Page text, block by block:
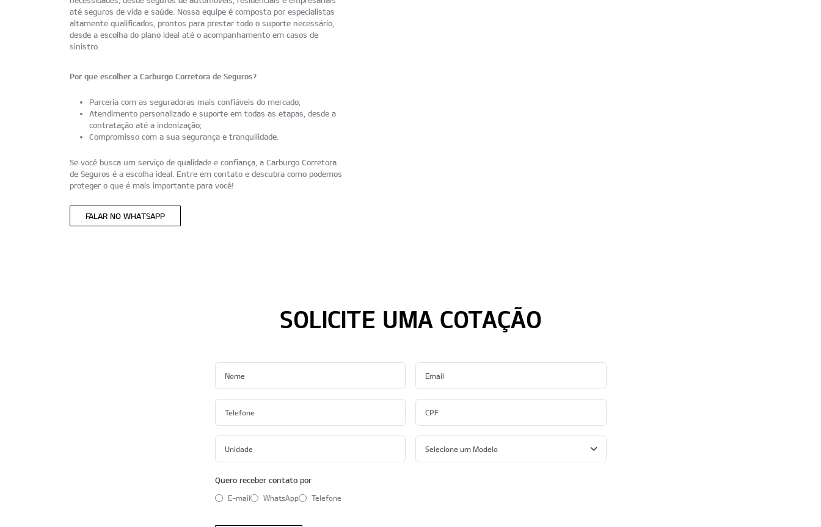
até seguros de vida e saúde. Nossa equipe é composta por especialistas
altamente qualificados, prontos para prestar todo o suporte necessário,
desde a escolha do plano ideal até o acompanhamento em casos de
sinistro.
Por que escolher a Carburgo Corretora de Seguros?
Parceria com as seguradoras mais confiáveis do mercado;
Atendimento personalizado e suporte em todas as etapas, desde a
contratação até a indenização;
Compromisso com a sua segurança e tranquilidade.
Se você busca um serviço de qualidade e confiança, a Carburgo Corretora
de Seguros é a escolha ideal. Entre em contato e descubra como podemos
proteger o que é mais importante para você!
FALAR NO WHATSAPP
SOLICITE UMA COTAÇÃO
Quero receber contato por
E-mail WhatsApp Telefone